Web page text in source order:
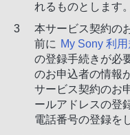
れるものとします。
本サービス契約の
前に My Sony 利
の登録手続きが必
のお申込者の情報
サービス契約のお
ールアドレスの登
電話番号の登録を